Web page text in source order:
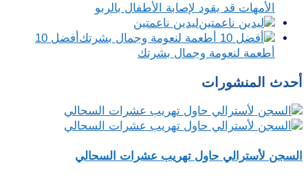
الأمهات قد يقود لإصابة الأطفال بالربو
ليدين ناعمتين
أفضل 10
أطعمة لنعومة وجمال بشرتك
أحدث المنشورات
السجن لأسترالي حاول تهريب عشرات السحالي